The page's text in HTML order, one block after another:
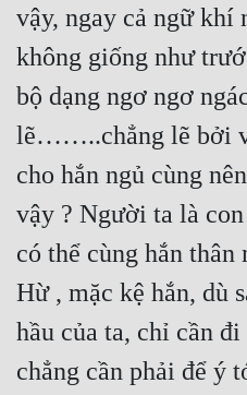
vậy, ngay cả ngữ khí
không giống như
bộ dạng ngơ ngơ
lẽ……..chẳng lẽ bởi
cho hắn ngủ cùng
vậy ? Người ta là
có thể cùng hắn
Hừ , mặc kệ hắn, dù
hầu của ta, chỉ cần
chẳng cần phải để ý